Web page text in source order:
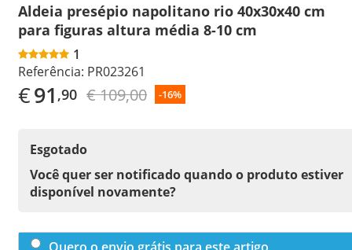
Aldeia presépio napolitano rio 40x30x40 cm
para figuras altura média 8-10 cm
1
Referência: PR023261
€91 ,90 € 109,00 -16%
Esgotado
Você quer ser notificado quando o produto estiver
disponível novamente?